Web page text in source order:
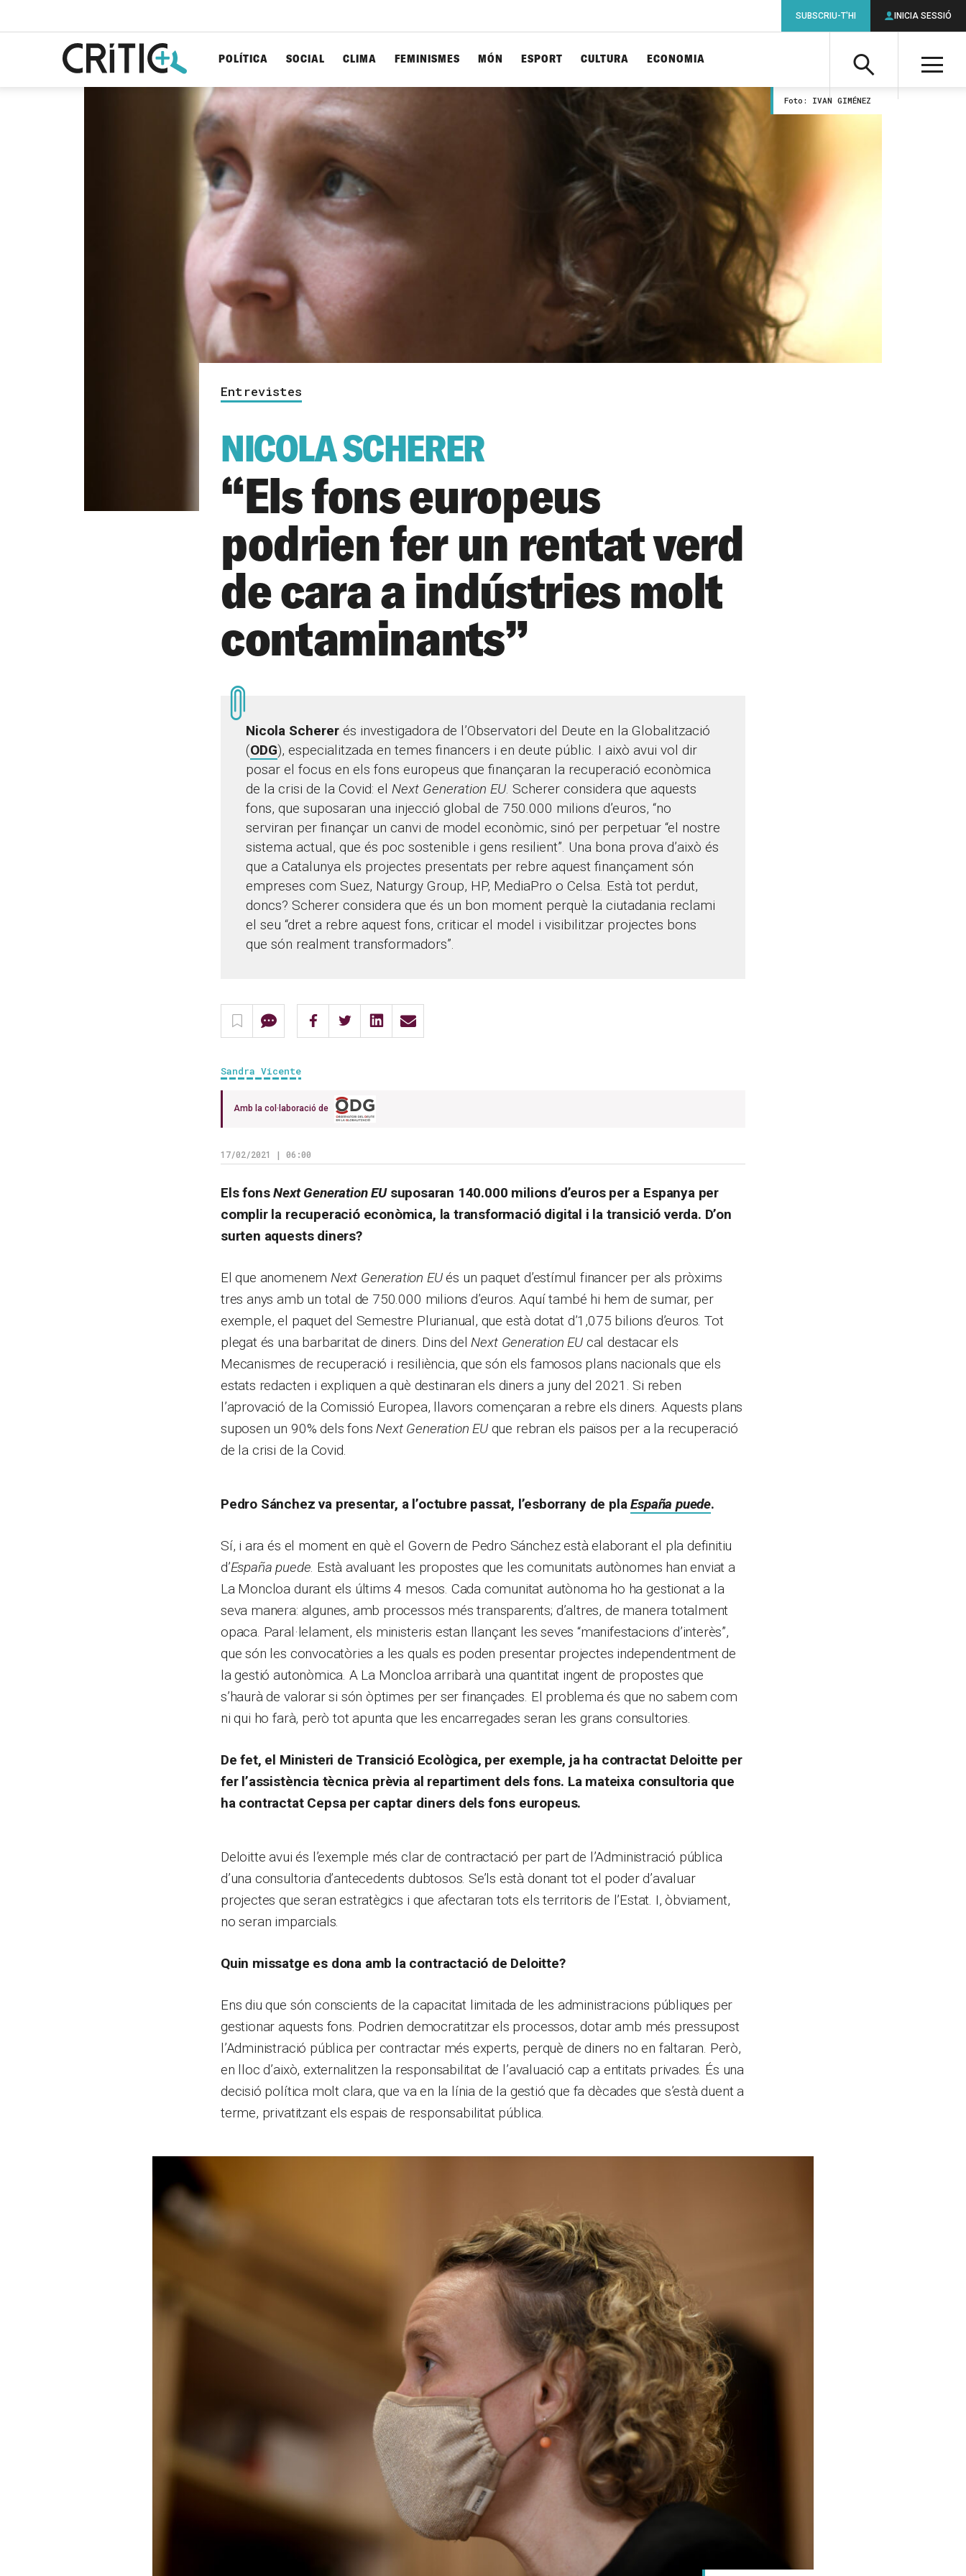
Cerca
Cerca
per...
Cerca
POLÍTICA SOCIAL CLIMA FEMINISMES MÓN ESPORT CULTURA ECONOMIA
SUBSCRIU-T'HI INICIA SESSIÓ
Foto: IVAN GIMÉNEZ
Entrevistes
NICOLA SCHERER
“Els fons europeus
podrien fer un rentat verd
de cara a indústries molt
contaminants”
Nicola Scherer és investigadora de l’Observatori del Deute en la Globalització
(ODG), especialitzada en temes financers i en deute públic. I això avui vol dir
posar el focus en els fons europeus que finançaran la recuperació econòmica
de la crisi de la Covid: el Next Generation EU. Scherer considera que aquests
fons, que suposaran una injecció global de 750.000 milions d’euros, “no
serviran per finançar un canvi de model econòmic, sinó per perpetuar “el nostre
sistema actual, que és poc sostenible i gens resilient”. Una bona prova d’això és
que a Catalunya els projectes presentats per rebre aquest finançament són
empreses com Suez, Naturgy Group, HP, MediaPro o Celsa. Està tot perdut,
doncs? Scherer considera que és un bon moment perquè la ciutadania reclami
el seu “dret a rebre aquest fons, criticar el model i visibilitzar projectes bons
que són realment transformadors”.
Sandra Vicente
Amb la col·laboració de
17/02/2021 | 06:00
Els fonsNext Generation EUsuposaran 140.000 milions d’euros per a Espanya per
complir la recuperació econòmica, la transformació digital i la transició verda. D’on
surten aquests diners?
El que anomenem Next Generation EUés un paquet d’estímul financer per als pròxims
tres anys amb un total de 750.000 milions d’euros. Aquí també hi hem de sumar, per
exemple, el paquet del Semestre Plurianual, que està dotat d’1,075 bilions d’euros. Tot
plegat és una barbaritat de diners. Dins delNext Generation EU cal destacar els
Mecanismes de recuperació i resiliència, que són els famosos plans nacionals que els
estats redacten i expliquen a què destinaran els diners a juny del 2021. Si reben
l’aprovació de la Comissió Europea, llavors començaran a rebre els diners. Aquests plans
suposen un 90% dels fonsNext Generation EUque rebran els països per a la recuperació
de la crisi de la Covid.
Pedro Sánchez va presentar, a l’octubre passat, l’esborrany de plaEspaña puede.
Sí, i ara és el moment en què el Govern de Pedro Sánchez està elaborant el pla definitiu
d’España puede. Està avaluant les propostes que les comunitats autònomes han enviat a
La Moncloa durant els últims 4 mesos. Cada comunitat autònoma ho ha gestionat a la
seva manera: algunes, amb processos més transparents; d’altres, de manera totalment
opaca. Paral·lelament, els ministeris estan llançant les seves “manifestacions d’interès”,
que són les convocatòries a les quals es poden presentar projectes independentment de
la gestió autonòmica. A La Moncloa arribarà una quantitat ingent de propostes que
s’haurà de valorar si són òptimes per ser finançades. El problema és que no sabem com
ni qui ho farà, però tot apunta que les encarregades seran les grans consultories.
De fet, el Ministeri de Transició Ecològica, per exemple, ja ha contractat Deloitte per
fer l’assistència tècnica prèvia al repartiment dels fons. La mateixa consultoria que
ha contractat Cepsa per captar diners dels fons europeus.
Deloitte avui és l’exemple més clar de contractació per part de l’Administració pública
d’una consultoria d’antecedents dubtosos. Se’ls està donant tot el poder d’avaluar
projectes que seran estratègics i que afectaran tots els territoris de l’Estat. I, òbviament,
no seran imparcials.
Quin missatge es dona amb la contractació de Deloitte?
Ens diu que són conscients de la capacitat limitada de les administracions públiques per
gestionar aquests fons. Podrien democratitzar els processos, dotar amb més pressupost
l’Administració pública per contractar més experts, perquè de diners no en faltaran. Però,
en lloc d’això, externalitzen la responsabilitat de l’avaluació cap a entitats privades. És una
decisió política molt clara, que va en la línia de la gestió que fa dècades que s’està duent a
terme, privatitzant els espais de responsabilitat pública.